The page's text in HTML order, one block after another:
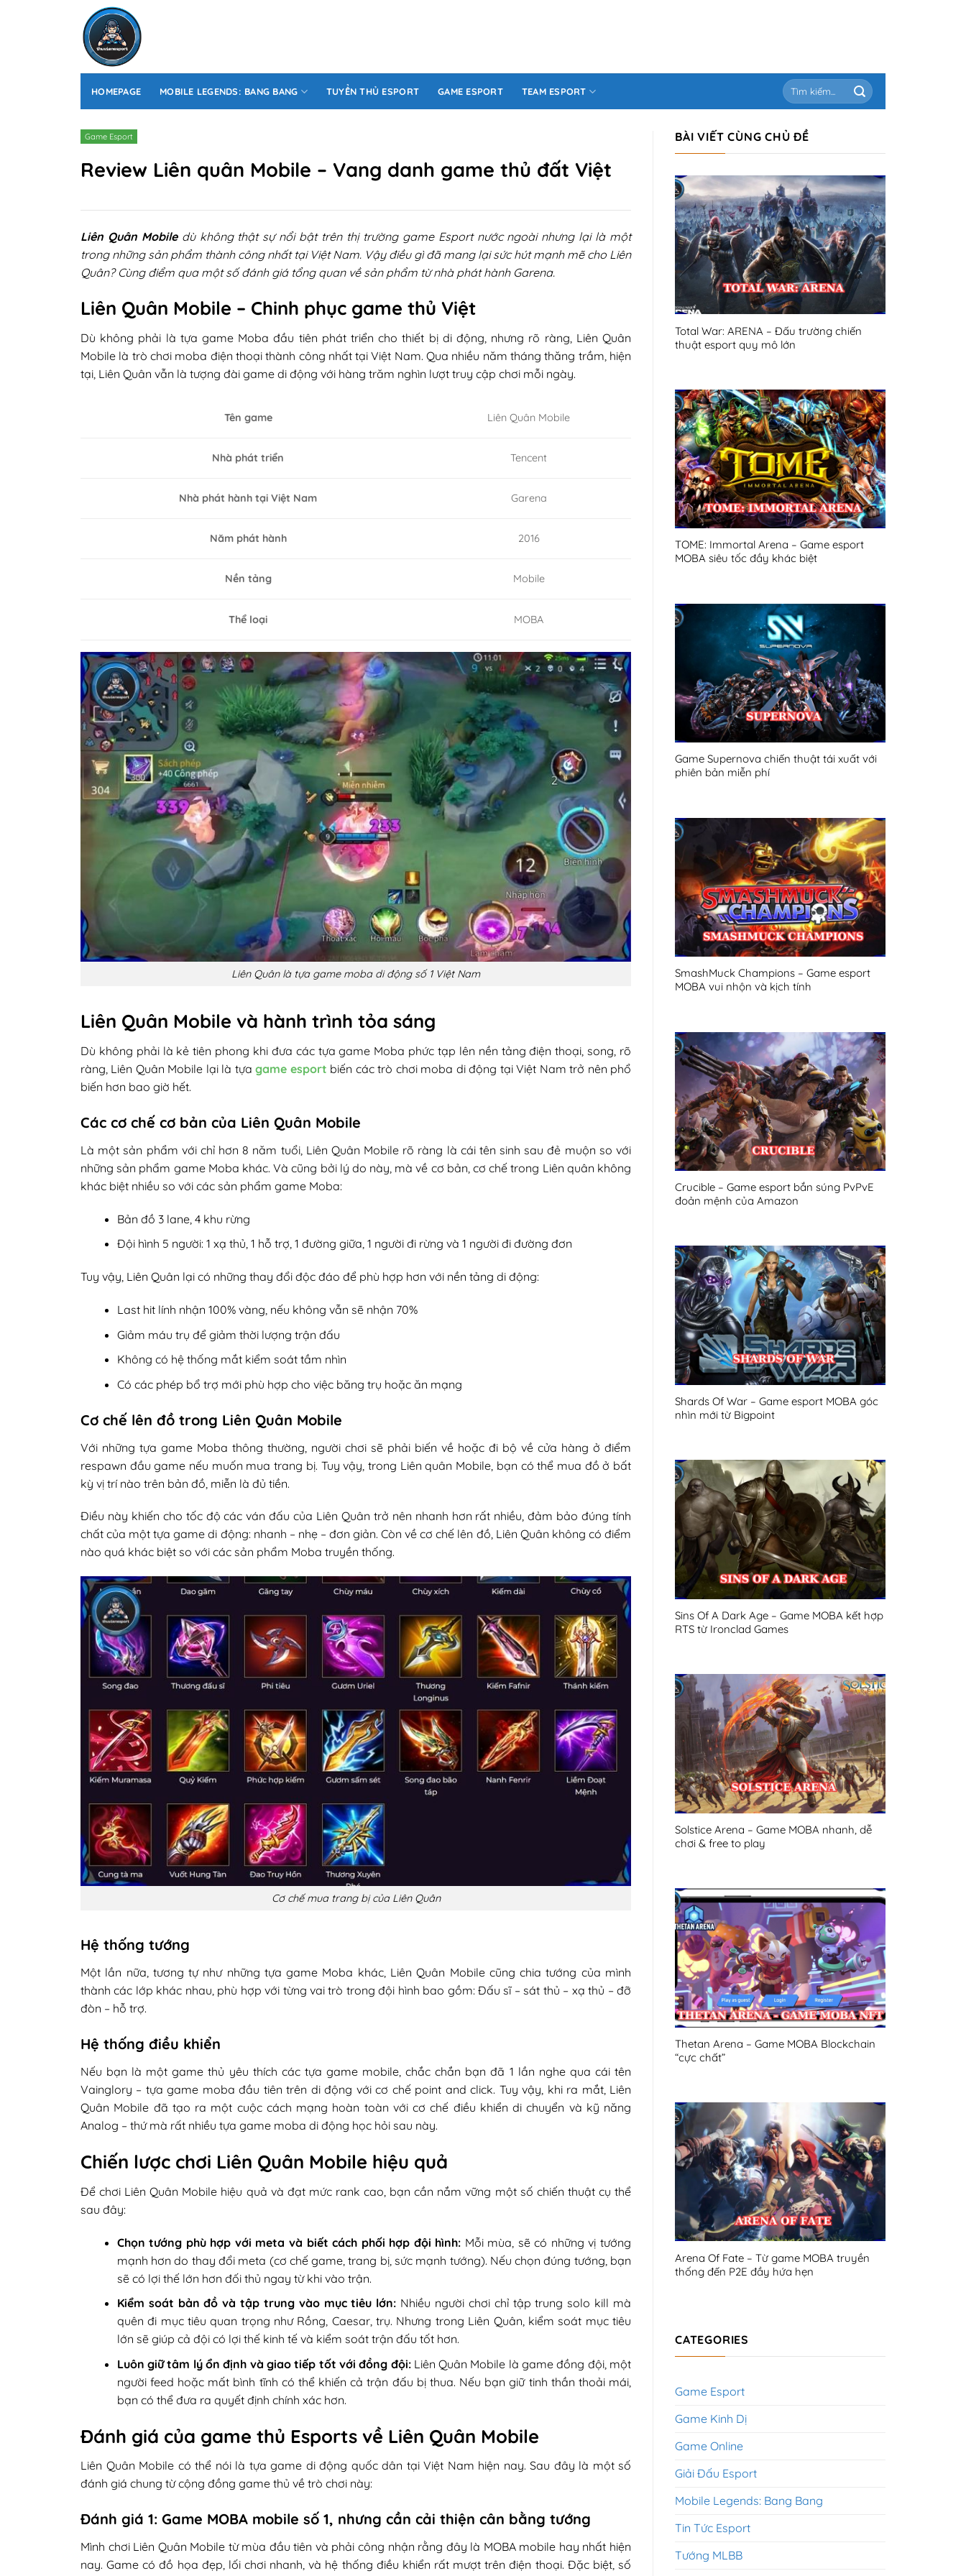
HOMEPAGE MOBILE LEGENDS: BANG BANG TUYỂN THỦ ESPORT GAME ESPORT TEAM ESPORT
Game Esport
Review Liên quân Mobile – Vang danh game thủ đất Việt
Liên Quân Mobile dù không thật sự nổi bật trên thị trường game Esport nước ngoài nhưng lại là một
trong những sản phẩm thành công nhất tại Việt Nam. Vậy điều gì đã mang lại sức hút mạnh mẽ cho Liên
Quân? Cùng điểm qua một số đánh giá tổng quan về sản phẩm từ nhà phát hành Garena.
Liên Quân Mobile – Chinh phục game thủ Việt
Dù không phải là tựa game Moba đầu tiên phát triển cho thiết bị di động, nhưng rõ ràng, Liên Quân
Mobile là trò chơi moba điện thoại thành công nhất tại Việt Nam. Qua nhiều năm tháng thăng trầm, hiện
tại, Liên Quân vẫn là tượng đài game di động với hàng trăm nghìn lượt truy cập chơi mỗi ngày.
Tên game Liên Quân Mobile
Nhà phát triển Tencent
Nhà phát hành tại Việt Nam Garena
Năm phát hành 2016
Nền tảng Mobile
Thể loại MOBA
Liên Quân là tựa game moba di động số 1 Việt Nam
Liên Quân Mobile và hành trình tỏa sáng
Dù không phải là kẻ tiên phong khi đưa các tựa game Moba phức tạp lên nền tảng điện thoại, song, rõ
ràng, Liên Quân Mobile lại là tựagame esport biến các trò chơi moba di động tại Việt Nam trở nên phổ
biến hơn bao giờ hết.
Các cơ chế cơ bản của Liên Quân Mobile
Là một sản phẩm với chỉ hơn 8 năm tuổi, Liên Quân Mobile rõ ràng là cái tên sinh sau đẻ muộn so với
những sản phẩm game Moba khác. Và cũng bởi lý do này, mà về cơ bản, cơ chế trong Liên quân không
khác biệt nhiều so với các sản phẩm game Moba:
Bản đồ 3 lane, 4 khu rừng
Đội hình 5 người: 1 xạ thủ, 1 hỗ trợ, 1 đường giữa, 1 người đi rừng và 1 người đi đường đơn
Tuy vậy, Liên Quân lại có những thay đổi độc đáo để phù hợp hơn với nền tảng di động:
Last hit lính nhận 100% vàng, nếu không vẫn sẽ nhận 70%
Giảm máu trụ để giảm thời lượng trận đấu
Không có hệ thống mắt kiểm soát tầm nhìn
Có các phép bổ trợ mới phù hợp cho việc băng trụ hoặc ăn mạng
Cơ chế lên đồ trong Liên Quân Mobile
Với những tựa game Moba thông thường, người chơi sẽ phải biến về hoặc đi bộ về cửa hàng ở điểm
respawn đầu game nếu muốn mua trang bị. Tuy vậy, trong Liên quân Mobile, bạn có thể mua đồ ở bất
kỳ vị trí nào trên bản đồ, miễn là đủ tiền.
Điều này khiến cho tốc độ các ván đấu của Liên Quân trở nên nhanh hơn rất nhiều, đảm bảo đúng tính
chất của một tựa game di động: nhanh – nhẹ – đơn giản. Còn về cơ chế lên đồ, Liên Quân không có điểm
nào quá khác biệt so với các sản phẩm Moba truyền thống.
Cơ chế mua trang bị của Liên Quân
Hệ thống tướng
Một lần nữa, tương tự như những tựa game Moba khác, Liên Quân Mobile cũng chia tướng của mình
thành các lớp khác nhau, phù hợp với từng vai trò trong đội hình bao gồm: Đấu sĩ – sát thủ – xạ thủ – đỡ
đòn – hỗ trợ.
Hệ thống điều khiển
Nếu bạn là một game thủ yêu thích các tựa game mobile, chắc chắn bạn đã 1 lần nghe qua cái tên
Vainglory – tựa game moba đầu tiên trên di động với cơ chế point and click. Tuy vậy, khi ra mắt, Liên
Quân Mobile đã tạo ra một cuộc cách mạng hoàn toàn với cơ chế điều khiển di chuyển và kỹ năng
Analog – thứ mà rất nhiều tựa game moba di động học hỏi sau này.
Chiến lược chơi Liên Quân Mobile hiệu quả
Để chơi Liên Quân Mobile hiệu quả và đạt mức rank cao, bạn cần nắm vững một số chiến thuật cụ thể
sau đây:
Chọn tướng phù hợp với meta và biết cách phối hợp đội hình: Mỗi mùa, sẽ có những vị tướng
mạnh hơn do thay đổi meta (cơ chế game, trang bị, sức mạnh tướng). Nếu chọn đúng tướng, bạn
sẽ có lợi thế lớn hơn đối thủ ngay từ khi vào trận.
Kiểm soát bản đồ và tập trung vào mục tiêu lớn: Nhiều người chơi chỉ tập trung solo kill mà
quên đi mục tiêu quan trọng như Rồng, Caesar, trụ. Nhưng trong Liên Quân, kiểm soát mục tiêu
lớn sẽ giúp cả đội có lợi thế kinh tế và kiểm soát trận đấu tốt hơn.
Luôn giữ tâm lý ổn định và giao tiếp tốt với đồng đội:Liên Quân Mobile là game đồng đội, một
người feed hoặc mất bình tĩnh có thể khiến cả trận đấu bị thua. Nếu bạn giữ tinh thần thoải mái,
bạn có thể đưa ra quyết định chính xác hơn.
Đánh giá của game thủ Esports về Liên Quân Mobile
Liên Quân Mobile có thể nói là tựa game di động quốc dân tại Việt Nam hiện nay. Sau đây là một số
đánh giá chung từ cộng đồng game thủ về trò chơi này:
Đánh giá 1: Game MOBA mobile số 1, nhưng cần cải thiện cân bằng tướng
Mình chơi Liên Quân Mobile từ mùa đầu tiên và phải công nhận rằng đây là MOBA mobile hay nhất hiện
nay. Game có đồ họa đẹp, lối chơi nhanh, và hệ thống điều khiển rất mượt trên điện thoại. Đặc biệt, số
BÀI VIẾT CÙNG CHỦ ĐỀ
Total War: ARENA – Đấu trường chiến
thuật esport quy mô lớn
TOME: Immortal Arena – Game esport
MOBA siêu tốc đầy khác biệt
Game Supernova chiến thuật tái xuất với
phiên bản miễn phí
SmashMuck Champions – Game esport
MOBA vui nhộn và kịch tính
Crucible – Game esport bắn súng PvPvE
đoản mệnh của Amazon
Shards Of War – Game esport MOBA góc
nhìn mới từ Bigpoint
Sins Of A Dark Age – Game MOBA kết hợp
RTS từ Ironclad Games
Solstice Arena – Game MOBA nhanh, dễ
chơi & free to play
Thetan Arena – Game MOBA Blockchain
“cực chất”
Arena Of Fate – Từ game MOBA truyền
thống đến P2E đầy hứa hẹn
CATEGORIES
Game Esport
Game Kinh Dị
Game Online
Giải Đấu Esport
Mobile Legends: Bang Bang
Tin Tức Esport
Tướng MLBB